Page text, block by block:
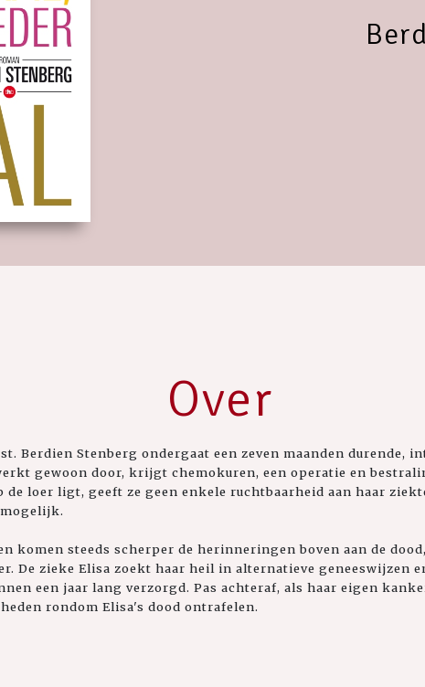
Over
Berdien Stenberg ondergaat een zeven maanden durende,
gewoon door, krijgt chemokuren, een operatie en
loer ligt, geeft ze geen enkele ruchtbaarheid aan haar
komen steeds scherper de herinneringen boven aan de
De zieke Elisa zoekt haar heil in alternatieve geneeswijzen
een jaar lang verzorgd. Pas achteraf, als haar eigen
rondom Elisa's dood ontrafelen.